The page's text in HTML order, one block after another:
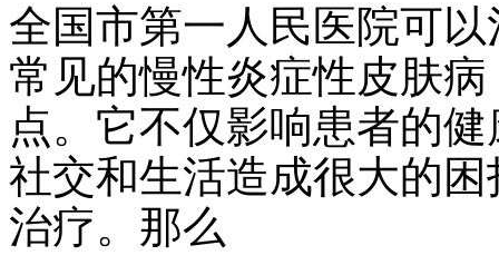
全国市第一人民医院可
常见的慢性炎症性皮肤
点。它不仅影响患者的
社交和生活造成很大的
治疗。那么